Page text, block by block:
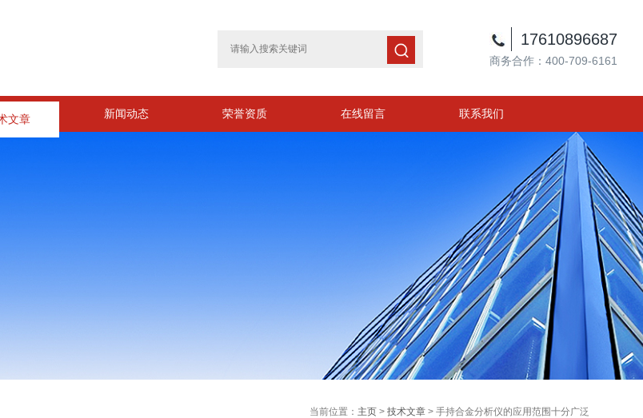
17610896687
商务合作：400-709-6161
文章 新闻动态 荣誉资质 在线留言 联系我们
当前位置： 主页> 技术文章> 手持合金分析仪的应用范围十分广泛